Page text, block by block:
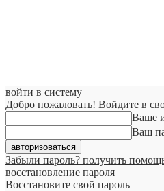
войти в систему
Добро пожаловать! Войдите в
Ваше
Ваш
Забыли пароль? получить
восстановление пароля
Восстановите свой пароль